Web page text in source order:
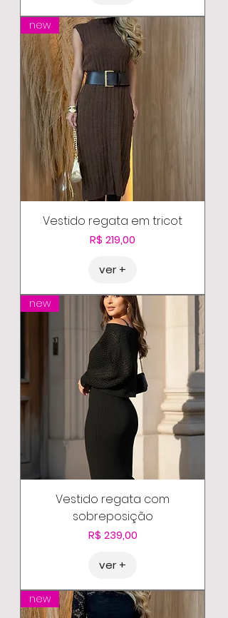
new
Vestido regata em tricot
Preço
R$ 219,00
ver +
new
Vestido regata com
sobreposição
Preço
R$ 239,00
ver +
new